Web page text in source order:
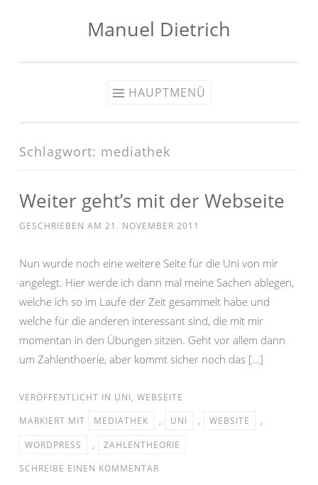
Manuel Dietrich
HAUPTMENÜ
Schlagwort: mediathek
Weiter geht’s mit der Webseite
GESCHRIEBEN AM 21. NOVEMBER 2011
Nun wurde noch eine weitere Seite für die Uni von mir
angelegt. Hier werde ich dann mal meine Sachen ablegen,
welche ich so im Laufe der Zeit gesammelt habe und
welche für die anderen interessant sind, die mit mir
momentan in den Übungen sitzen. Geht vor allem dann
um Zahlenthoerie, aber kommt sicher noch das […]
VERÖFFENTLICHT IN UNI, WEBSEITE
MARKIERT MIT
MEDIATHEK , UNI , WEBSITE
,
WORDPRESS
,
ZAHLENTHEORIE
SCHREIBE EINEN KOMMENTAR